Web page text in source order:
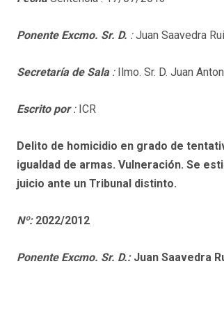
Ponente Excmo. Sr. D. :Juan Saavedra
Secretaría de Sala :Ilmo. Sr. D. Juan
Escrito por :ICR
Delito de homicidio en grado de
igualdad de armas. Vulneración. Se
juicio ante un Tribunal distinto.
Nº:2022/2012
Ponente Excmo. Sr. D.:Juan Saavedra